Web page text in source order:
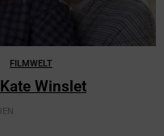
FILMWELT
Winslet